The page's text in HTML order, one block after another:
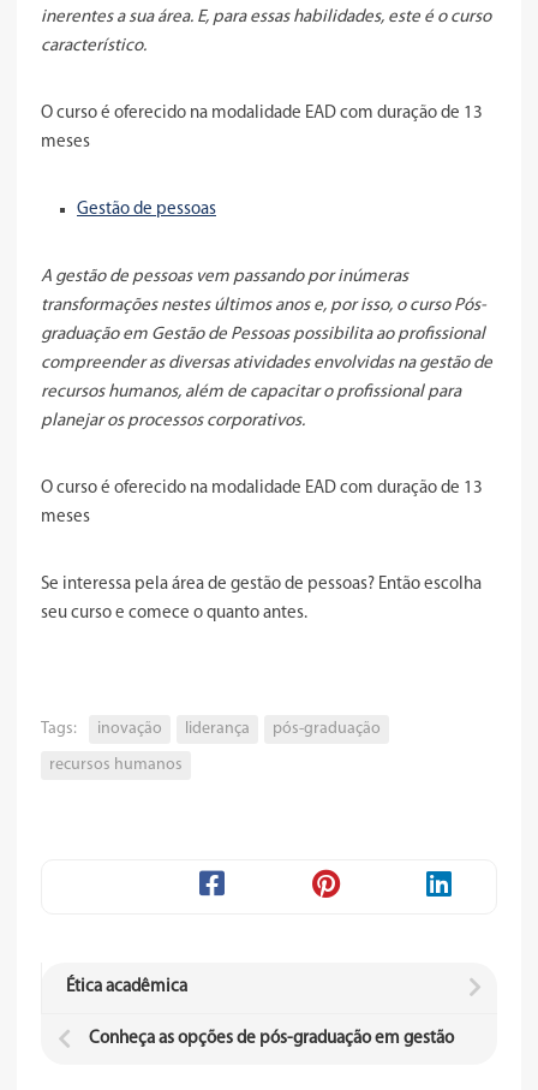
inerentes a sua área. E, para essas habilidades, este é o curso
característico.
O curso é oferecido na modalidade EAD com duração de 13
meses
Gestão de pessoas
A gestão de pessoas vem passando por inúmeras
transformações nestes últimos anos e, por isso, o curso Pós-
graduação em Gestão de Pessoas possibilita ao profissional
compreender as diversas atividades envolvidas na gestão de
recursos humanos, além de capacitar o profissional para
planejar os processos corporativos.
O curso é oferecido na modalidade EAD com duração de 13
meses
Se interessa pela área de gestão de pessoas? Então escolha
seu curso e comece o quanto antes.
Tags: inovação liderança
pós-graduação
recursos humanos
Ética acadêmica
Conheça as opções de pós-graduação em gestão